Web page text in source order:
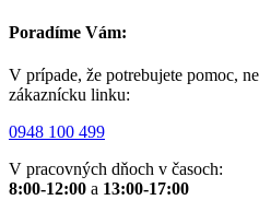
Poradíme Vám:
V prípade, že potrebujete pomoc,
zákaznícku linku:
0948 100 499
V pracovných dňoch v časoch:
8:00-12:00 a 13:00-17:00